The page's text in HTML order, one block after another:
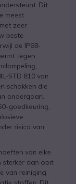
Dit
meest
zeer
beste
de IP68-
tegen
STD 810 van
schokken die
ondergaan.
goedkeuring,
risico van
van elke
sterker dan ooit
van reiniging,